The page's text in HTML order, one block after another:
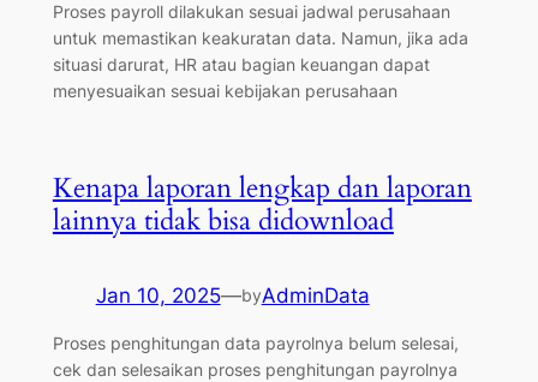
Proses payroll dilakukan sesuai jadwal perusahaan
untuk memastikan keakuratan data. Namun, jika ada
situasi darurat, HR atau bagian keuangan dapat
menyesuaikan sesuai kebijakan perusahaan
Kenapa laporan lengkap dan laporan
lainnya tidak bisa didownload
Jan 10, 2025—byAdminData
Proses penghitungan data payrolnya belum selesai,
cek dan selesaikan proses penghitungan payrolnya